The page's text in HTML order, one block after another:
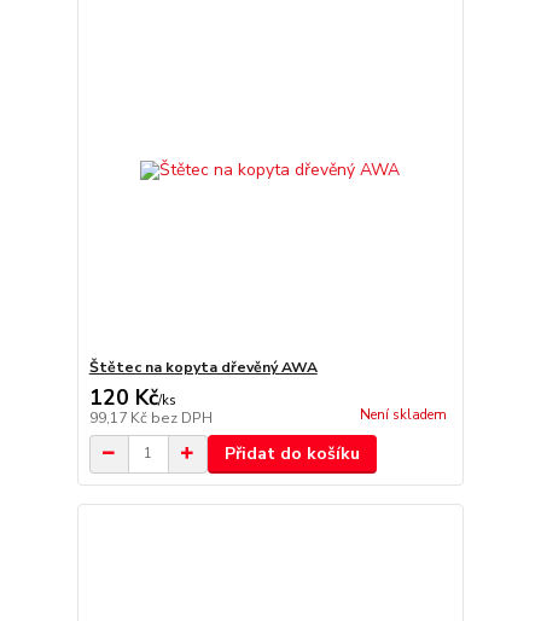
Štětec na kopyta dřevěný AWA
120 Kč/ks
99,17 Kč bez DPH Není skladem
Přidat do košíku